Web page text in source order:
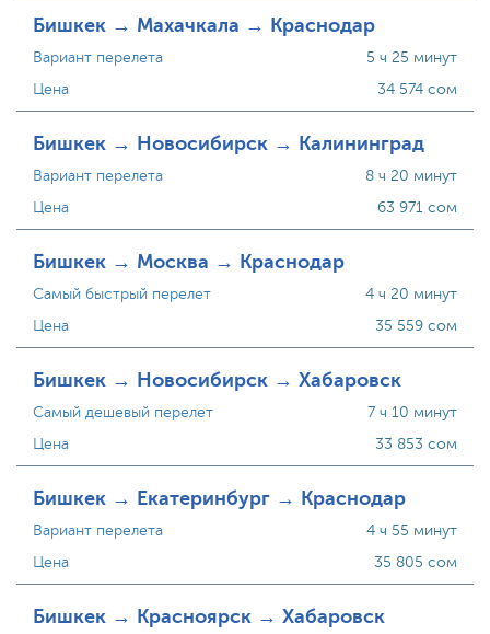
Бишкек → Махачкала → Краснодар
Вариант перелета
Цена
5 ч 25 минут
34 574 сом
Бишкек → Новосибирск → Калининград
Вариант перелета
Цена
8 ч 20 минут
63 971 сом
Бишкек → Москва → Краснодар
Самый быстрый перелет
Цена
4 ч 20 минут
35 559 сом
Бишкек → Новосибирск → Хабаровск
Самый дешевый перелет
Цена
7 ч 10 минут
33 853 сом
Бишкек → Екатеринбург → Краснодар
Вариант перелета
Цена
4 ч 55 минут
35 805 сом
Бишкек → Красноярск → Хабаровск